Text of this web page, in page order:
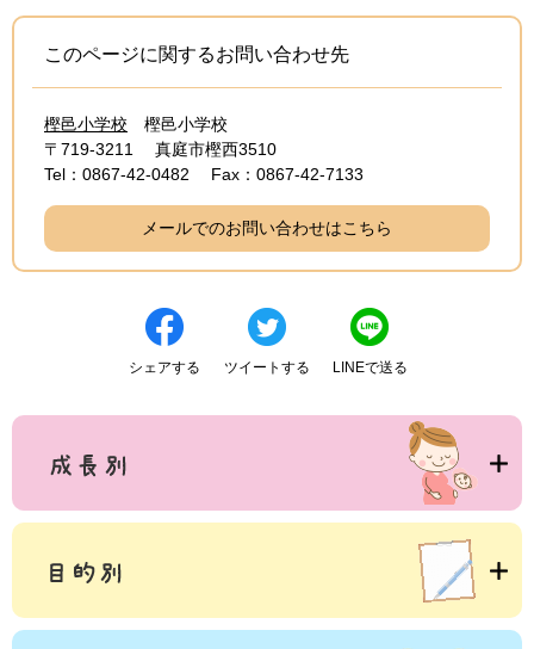
このページに関するお問い合わせ先
樫邑小学校
樫邑小学校
〒719-3211
真庭市樫西3510
Tel：0867-42-0482
Fax：0867-42-7133
メールでのお問い合わせはこちら
シェアする ツイートする LINEで送る